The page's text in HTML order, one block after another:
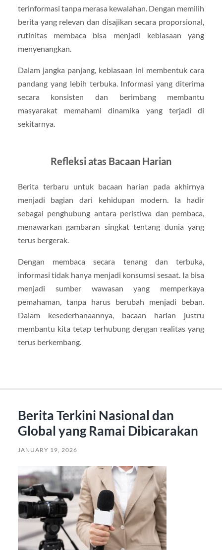
terinformasi tanpa merasa kewalahan. Dengan memilih
berita yang relevan dan disajikan secara proporsional,
rutinitas membaca bisa menjadi kebiasaan yang
menyenangkan.
Dalam jangka panjang, kebiasaan ini membentuk cara
pandang yang lebih terbuka. Informasi yang diterima
secara konsisten dan berimbang membantu
masyarakat memahami dinamika yang terjadi di
sekitarnya.
Refleksi atas Bacaan Harian
Berita terbaru untuk bacaan harian pada akhirnya
menjadi bagian dari kehidupan modern. Ia hadir
sebagai penghubung antara peristiwa dan pembaca,
menawarkan gambaran singkat tentang dunia yang
terus bergerak.
Dengan membaca secara tenang dan terbuka,
informasi tidak hanya menjadi konsumsi sesaat. Ia bisa
menjadi sumber wawasan yang memperkaya
pemahaman, tanpa harus berubah menjadi beban.
Dalam kesederhanaannya, bacaan harian justru
membantu kita tetap terhubung dengan realitas yang
terus berkembang.
Berita Terkini Nasional dan
Global yang Ramai Dibicarakan
JANUARY 19, 2026